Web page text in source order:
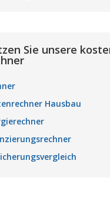
Sie unsere
Hausbau